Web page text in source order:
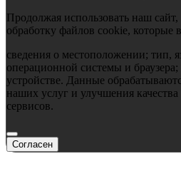
Продолжая использовать наш
обработку файлов cookie, которые
сведения о местоположении; тип,
операционной системы и
устройстве. Данные
наших услуг и улучшения
сервисов.
Согласен